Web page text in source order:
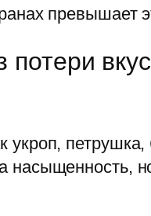
превышает
потери
петрушка,
насыщенность,